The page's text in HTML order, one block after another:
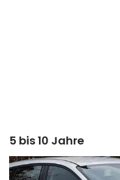
5 bis 10 Jahre